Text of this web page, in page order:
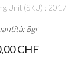
Unit (SKU) : 2017
8gr
CHF